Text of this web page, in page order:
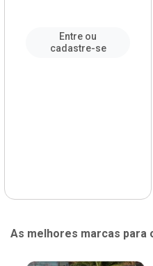
Entre ou
cadastre-se
As melhores marcas para